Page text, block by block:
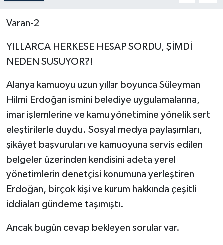
Varan-2
YILLARCA HERKESE HESAP SORDU, ŞİMDİ
NEDEN SUSUYOR?!
Alanya kamuoyu uzun yıllar boyunca Süleyman
Hilmi Erdoğan ismini belediye uygulamalarına,
imar işlemlerine ve kamu yönetimine yönelik sert
eleştirilerle duydu. Sosyal medya paylaşımları,
şikâyet başvuruları ve kamuoyuna servis edilen
belgeler üzerinden kendisini adeta yerel
yönetimlerin denetçisi konumuna yerleştiren
Erdoğan, birçok kişi ve kurum hakkında çeşitli
iddiaları gündeme taşımıştı.
Ancak bugün cevap bekleyen sorular var.